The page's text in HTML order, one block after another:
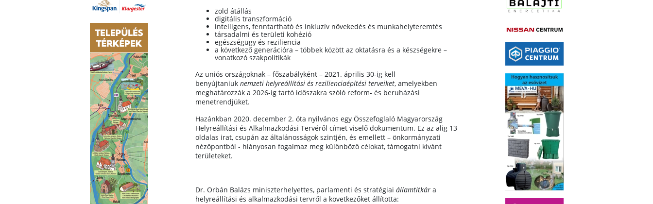
zöld átállás
digitális transzformáció
intelligens, fenntartható és inkluzív növekedés és munkahelyteremtés
társadalmi és területi kohézió
egészségügy és reziliencia
a következő generációra – többek között az oktatásra és a készségekre –
vonatkozó szakpolitikák
Az uniós országoknak – főszabályként – 2021. április 30-ig kell
benyújtaniuk nemzeti helyreállítási és rezilienciaépítési terveiket, amelyekben
meghatározzák a 2026-ig tartó időszakra szóló reform- és beruházási
menetrendjüket.
Hazánkban 2020. december 2. óta nyilvános egy Összefoglaló Magyarország
Helyreállítási és Alkalmazkodási Tervéről címet viselő dokumentum. Ez az alig 13
oldalas irat, csupán az általánosságok szintjén, és emellett – önkormányzati
nézőpontból - hiányosan fogalmaz meg különböző célokat, támogatni kívánt
területeket.
Dr. Orbán Balázs miniszterhelyettes, parlamenti és stratégiai államtitkár a
helyreállítási és alkalmazkodási tervről a következőket állította: